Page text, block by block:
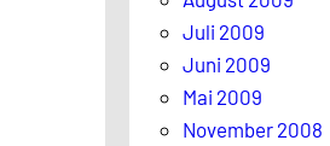
Juli 2009
Juni 2009
Mai 2009
November 2008